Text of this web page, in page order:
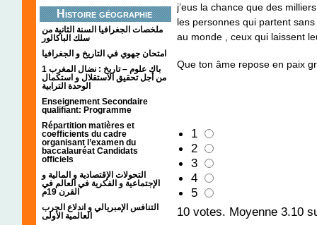
Histoire géographie
ملخصات الجغرافيا السنة الثانية من
سلك الباكالور
امتحان جهوي في التاريخ و الجغرافيا
1 باك علوم – تاريخ : نضال المغرب
من أجل تحقيق الاستقلال و استكمال
الوحدة الترابية
Enseignement Secondaire
qualifiant: Programme
Répartition matières et
coefficients du cadre
organisant l’examen du
baccalauréat Candidats
officiels
التحولات الإقتصادية و المالية و
الإجتماعية و الفكرية في العالم في
القرن 19م
التنافس الإمبريالي و اندلاع الحرب
العالمية الأولى
j’eus la chance que des
les personnes qui partent
au monde , ceux qui laissent
Que ton âme repose en paix
1
2
3
4
5
10 votes. Moyenne 3.10